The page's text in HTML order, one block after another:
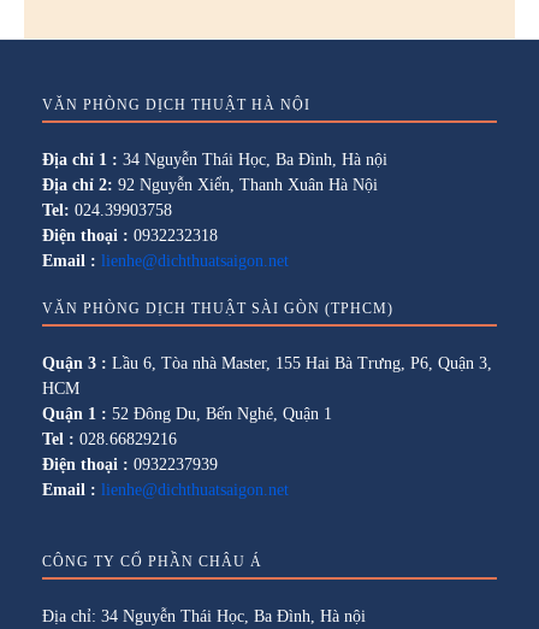
VĂN PHÒNG DỊCH THUẬT HÀ NỘI
Địa chỉ 1 : 34 Nguyễn Thái Học, Ba Đình, Hà nội
Địa chỉ 2: 92 Nguyễn Xiển, Thanh Xuân Hà Nội
Tel: 024.39903758
Điện thoại : 0932232318
Email : lienhe@dichthuatsaigon.net
VĂN PHÒNG DỊCH THUẬT SÀI GÒN (TPHCM)
Quận 3 : Lầu 6, Tòa nhà Master, 155 Hai Bà Trưng, P6, Quận 3,
HCM
Quận 1 : 52 Đông Du, Bến Nghé, Quận 1
Tel : 028.66829216
Điện thoại : 0932237939
Email : lienhe@dichthuatsaigon.net
CÔNG TY CỔ PHẦN CHÂU Á
Địa chỉ: 34 Nguyễn Thái Học, Ba Đình, Hà nội